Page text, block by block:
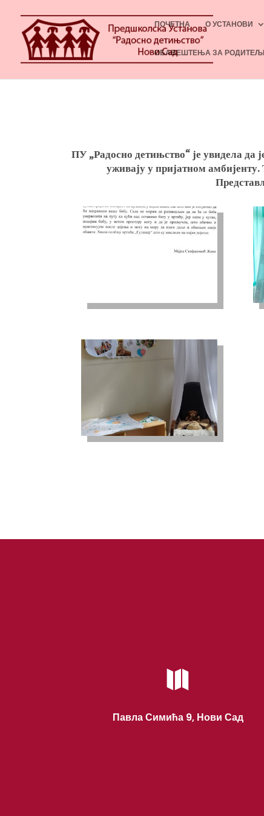
ПОЧЕТНА О УСТАНОВИ
ОБАВЕШТЕЊА ЗА
ПУ „Радосно детињство“ је увидела да
уживају у пријатном

Павла Симића 9, Нови Сад